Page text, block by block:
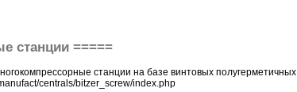
станции =====
станции на базе винтовых полугерметичных
centrals/bitzer_screw/index.php